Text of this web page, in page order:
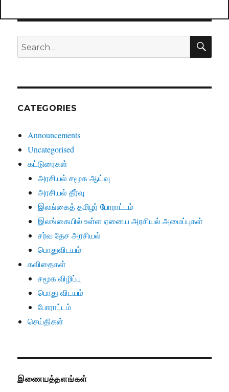
Search
for:
CATEGORIES
Announcements
Uncategorised
கட்டுரைகள்
அரசியல் சமூக ஆய்வு
அரசியல் தீர்வு
இலங்கைத் தமிழர் போராட்டம்
இலங்கையில் உள்ள ஏனைய அரசியல் அமைப்புகள்
சர்வ தேச அரசியல்
பொதுவிடயம்
கவிதைகள்
சமூக விழிப்பு
பொது விடயம்
போராட்டம்
செய்திகள்
இணையத்தளங்கள்